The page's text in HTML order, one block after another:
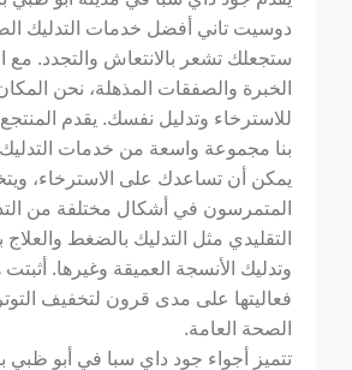
دوسيت تاني أفضل خدمات التدليك
ستجعلك تشعر بالانتعاش والتجدد. مع
الخبرة والصفقات المذهلة، نحن
للاسترخاء وتدليل نفسك. يقدم
بنا مجموعة واسعة من خدمات التدليك
يمكن أن تساعدك على الاسترخاء،
المتمرسون في أشكال مختلفة من
التقليدي مثل التدليك بالضغط
وتدليك الأنسجة العميقة وغيرها. أثبتت
فعاليتها على مدى قرون لتخفيف
الصحة العامة.
تتميز أجواء جود داي سبا في أبو ظبي